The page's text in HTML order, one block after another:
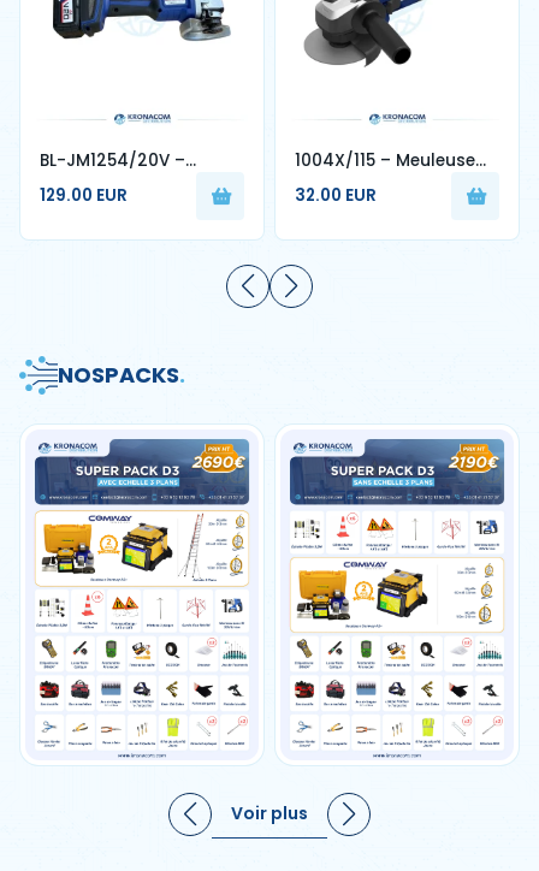
BL-JM1254/20V –
Meuleuse Sans Fil 20V
4.0Ah Disque 125 mm
129.00 EUR
1004X/115 – Meuleuse
d’Angle 850W Disque 115
mm - 4MPRO
32.00 EUR
NOSPACKS.
Voir plus